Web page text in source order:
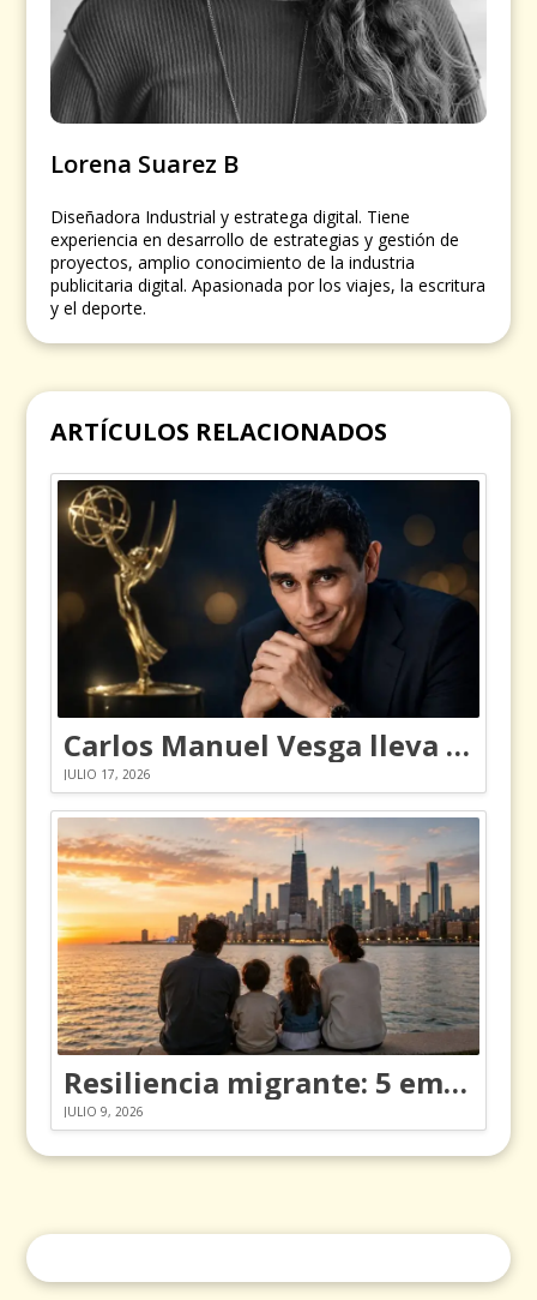
Lorena Suarez B
Diseñadora Industrial y estratega digital. Tiene
experiencia en desarrollo de estrategias y gestión de
proyectos, amplio conocimiento de la industria
publicitaria digital. Apasionada por los viajes, la escritura
y el deporte.
ARTÍCULOS RELACIONADOS
Carlos Manuel Vesga lleva el nombre de Colombia a los Emmy
JULIO 17, 2026
Resiliencia migrante: 5 emociones y cómo gestionarlas
JULIO 9, 2026